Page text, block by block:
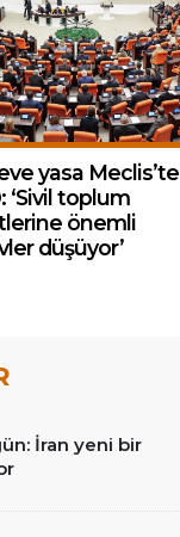
yasa Meclis’te |
‘Sivil toplum
önemli
düşüyor’
İran yeni bir